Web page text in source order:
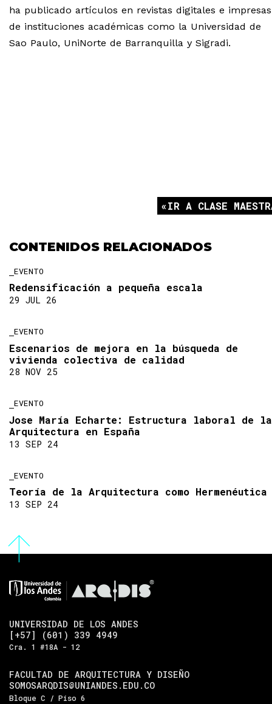
ha publicado artículos en revistas digitales e impresas
de instituciones académicas como la Universidad de
Sao Paulo, UniNorte de Barranquilla y Sigradi.
IR A CLASE
CONTENIDOS RELACIONADOS
EVENTO
Redensificación a pequeña escala
29 JUL 26
EVENTO
Escenarios de mejora en la búsqueda de
vivienda colectiva de calidad
28 NOV 25
EVENTO
Jose María Echarte: Estructura laboral de la
Arquitectura en España
13 SEP 24
EVENTO
Teoría de la Arquitectura como Hermenéutica
13 SEP 24
UNIVERSIDAD DE LOS ANDES
[+57] (601) 339 4949
Cra. 1 #18A - 12
FACULTAD DE ARQUITECTURA Y DISEÑO
SOMOSARQDIS@UNIANDES.EDU.CO
Bloque C / Piso 6